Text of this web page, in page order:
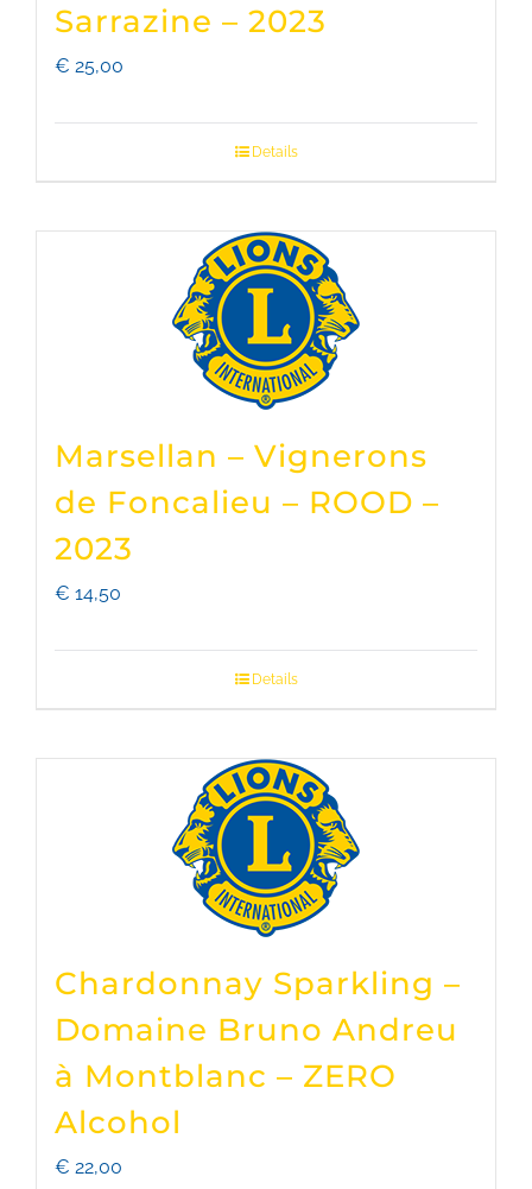
Sarrazine – 2023
€ 25,00
Details
Marsellan – Vignerons
de Foncalieu – ROOD –
2023
€ 14,50
Details
Chardonnay Sparkling –
Domaine Bruno Andreu
à Montblanc – ZERO
Alcohol
€ 22,00